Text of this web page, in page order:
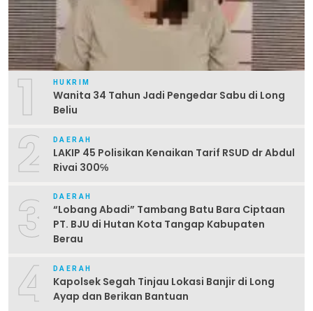
1 HUKRIM
Wanita 34 Tahun Jadi Pengedar Sabu di Long
Beliu
2 DAERAH
LAKIP 45 Polisikan Kenaikan Tarif RSUD dr Abdul
Rivai 300℅
3 DAERAH
“Lobang Abadi” Tambang Batu Bara Ciptaan
PT. BJU di Hutan Kota Tangap Kabupaten
Berau
4 DAERAH
Kapolsek Segah Tinjau Lokasi Banjir di Long
Ayap dan Berikan Bantuan